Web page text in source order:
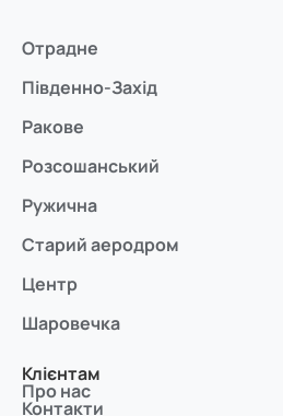
Отрадне
Південно-Захід
Ракове
Розсошанський
Ружична
Старий аеродром
Центр
Шаровечка
Клієнтам
Про нас
Контакти